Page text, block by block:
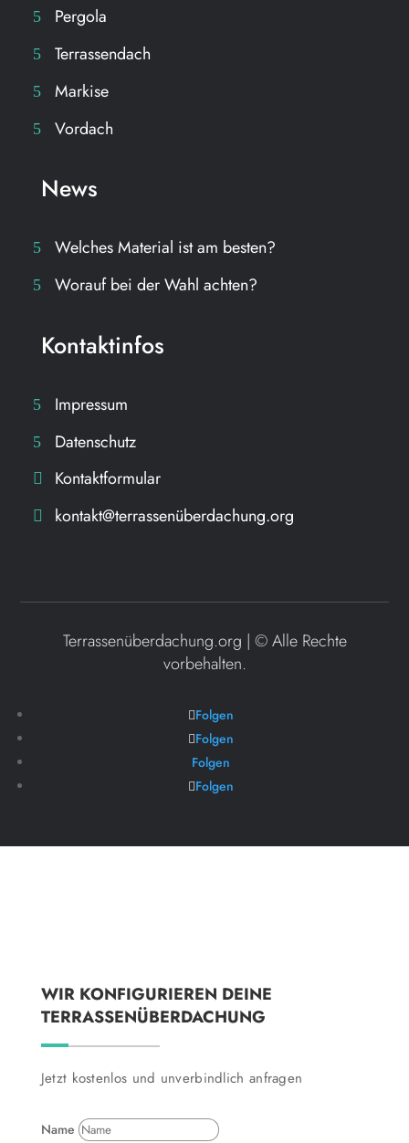
Pergola
Terrassendach
Markise
Vordach
News
Welches Material ist am besten?
Worauf bei der Wahl achten?
Kontaktinfos
Impressum
Datenschutz
Kontaktformular
kontakt@terrassenüberdachung.org
Terrassenüberdachung.org | ©Alle Rechte
vorbehalten.
Folgen
Folgen
Folgen
Folgen
WIR KONFIGURIEREN DEINE
TERRASSENÜBERDACHUNG
Jetzt kostenlos und unverbindlich anfragen
Name